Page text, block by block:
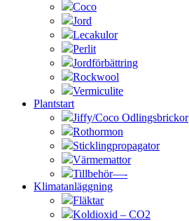
Coco
Jord
Lecakulor
Perlit
Jordförbättring
Rockwool
Vermiculite
Plantstart
Jiffy/Coco Odlingsbrickor
Rothormon
Sticklingpropagator
Värmemattor
Tillbehör—-
Klimatanläggning
Fläktar
Koldioxid – CO2